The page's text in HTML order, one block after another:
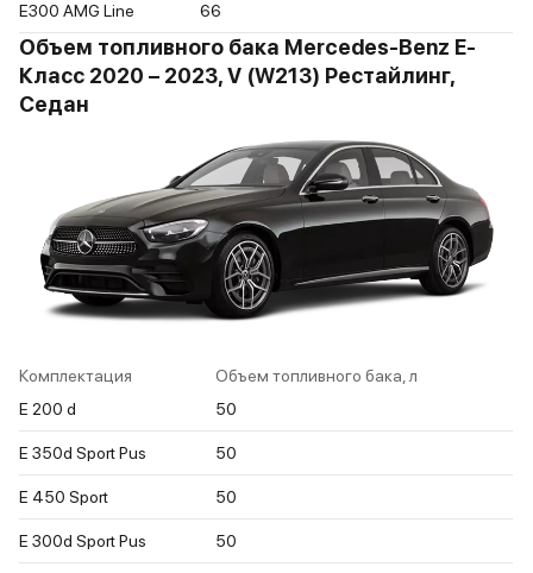
E300 AMG Line 66
Объем топливного бака Mercedes-Benz E-
Класс 2020 – 2023, V (W213) Рестайлинг,
Седан
Комплектация
Объем топливного бака, л
E 200 d
50
E 350d Sport Pus 50
E 450 Sport 50
E 300d Sport Pus 50